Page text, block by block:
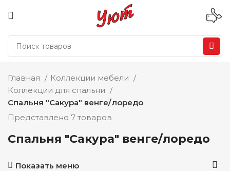
Главная
Коллекции мебели
Коллекции для спальни
Спальня "Сакура" венге/лоредо
Представлено 7 товаров
Спальня "Сакура" венге/лоредо
Показать меню